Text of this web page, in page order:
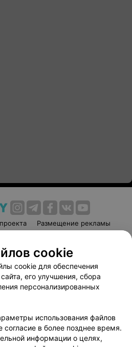
Размещение рекламы
Способы оплаты
Партнеры
103.by
данных
cookie
cookie для обеспечения
его улучшения, сбора
персонализированных
использования файлов
согласие в более позднее время.
информации о целях,